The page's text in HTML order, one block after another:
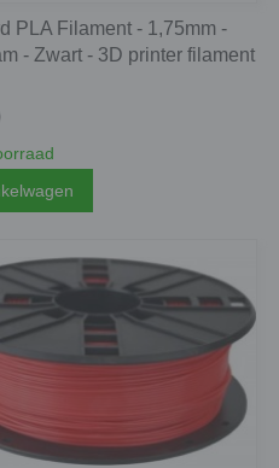
PLA Filament - 1,75mm -
- Zwart - 3D printer filament